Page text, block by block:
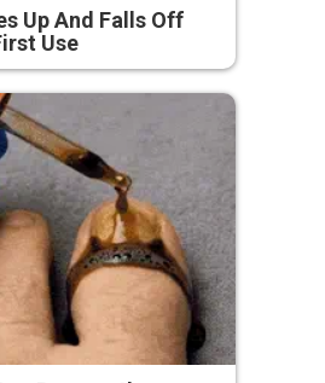
Up And Falls Off
Use